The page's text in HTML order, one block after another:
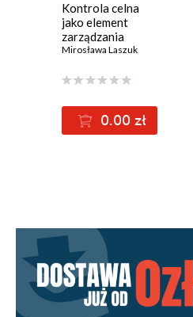
Kontrola celna
jako element
zarządzania
międzynarodowym
towarowym
Mirosława Laszuk
0.00 zł